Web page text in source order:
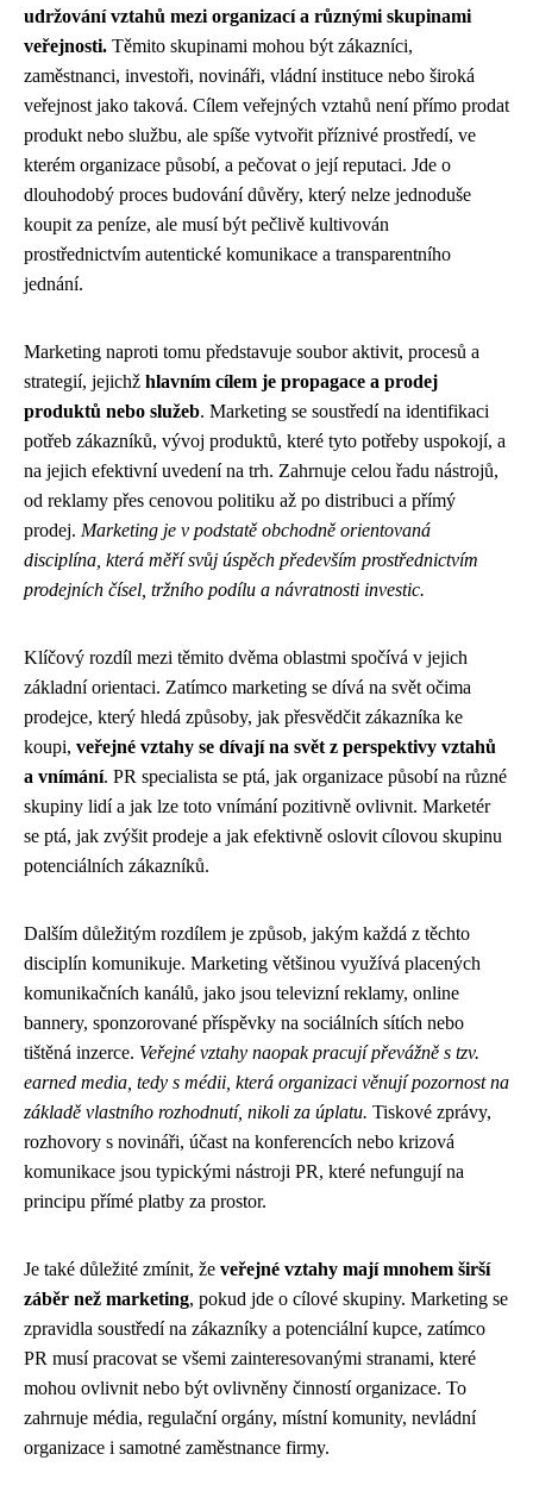
udržování vztahů mezi organizací a různými skupinami
veřejnosti. Těmito skupinami mohou být zákazníci,
zaměstnanci, investoři, novináři, vládní instituce nebo široká
veřejnost jako taková. Cílem veřejných vztahů není přímo prodat
produkt nebo službu, ale spíše vytvořit příznivé prostředí, ve
kterém organizace působí, a pečovat o její reputaci. Jde o
dlouhodobý proces budování důvěry, který nelze jednoduše
koupit za peníze, ale musí být pečlivě kultivován
prostřednictvím autentické komunikace a transparentního
jednání.
Marketing naproti tomu představuje soubor aktivit, procesů a
strategií, jejichž hlavním cílem je propagace a prodej
produktů nebo služeb. Marketing se soustředí na identifikaci
potřeb zákazníků, vývoj produktů, které tyto potřeby uspokojí, a
na jejich efektivní uvedení na trh. Zahrnuje celou řadu nástrojů,
od reklamy přes cenovou politiku až po distribuci a přímý
prodej. Marketing je v podstatě obchodně orientovaná
disciplína, která měří svůj úspěch především prostřednictvím
prodejních čísel, tržního podílu a návratnosti investic.
Klíčový rozdíl mezi těmito dvěma oblastmi spočívá v jejich
základní orientaci. Zatímco marketing se dívá na svět očima
prodejce, který hledá způsoby, jak přesvědčit zákazníka ke
koupi, veřejné vztahy se dívají na svět z perspektivy vztahů
a vnímání. PR specialista se ptá, jak organizace působí na různé
skupiny lidí a jak lze toto vnímání pozitivně ovlivnit. Marketér
se ptá, jak zvýšit prodeje a jak efektivně oslovit cílovou skupinu
potenciálních zákazníků.
Dalším důležitým rozdílem je způsob, jakým každá z těchto
disciplín komunikuje. Marketing většinou využívá placených
komunikačních kanálů, jako jsou televizní reklamy, online
bannery, sponzorované příspěvky na sociálních sítích nebo
tištěná inzerce. Veřejné vztahy naopak pracují převážně s tzv.
earned media, tedy s médii, která organizaci věnují pozornost na
základě vlastního rozhodnutí, nikoli za úplatu. Tiskové zprávy,
rozhovory s novináři, účast na konferencích nebo krizová
komunikace jsou typickými nástroji PR, které nefungují na
principu přímé platby za prostor.
Je také důležité zmínit, že veřejné vztahy mají mnohem širší
záběr než marketing, pokud jde o cílové skupiny. Marketing se
zpravidla soustředí na zákazníky a potenciální kupce, zatímco
PR musí pracovat se všemi zainteresovanými stranami, které
mohou ovlivnit nebo být ovlivněny činností organizace. To
zahrnuje média, regulační orgány, místní komunity, nevládní
organizace i samotné zaměstnance firmy.